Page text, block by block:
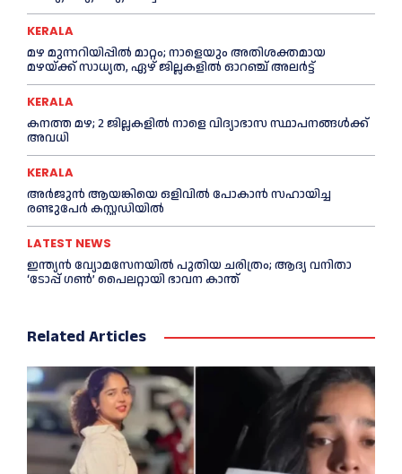
KERALA
മഴ മുന്നറിയിപ്പിൽ മാറ്റം; നാളെയും അതിശക്തമായ
മഴയ്ക്ക് സാധ്യത, ഏഴ് ജില്ലകളിൽ ഓറഞ്ച് അലർട്ട്
KERALA
കനത്ത മഴ; 2 ജില്ലകളില്‍ നാളെ വിദ്യാഭാസ സ്ഥാപനങ്ങള്‍ക്ക്
അവധി
KERALA
അര്‍ജുന്‍ ആയങ്കിയെ ഒളിവില്‍ പോകാന്‍ സഹായിച്ച
രണ്ടുപേര്‍ കസ്റ്റഡിയില്‍
LATEST NEWS
ഇന്ത്യൻ വ്യോമസേനയില്‍ പുതിയ ചരിത്രം; ആദ്യ വനിതാ
‘ടോപ്പ് ഗണ്‍’ പൈലറ്റായി ഭാവന കാന്ത്
Related Articles